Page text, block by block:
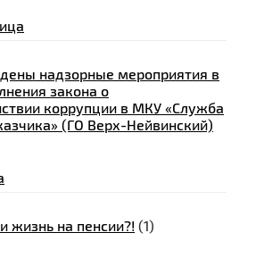
надзорные мероприятия в
закона о
коррупции в МКУ «Служба
(ГО Верх-Нейвинский)
жизнь на пенсии?! (1)